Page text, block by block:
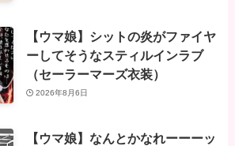
【ウマ娘】シットの炎がファイヤ
ーしてそうなスティルインラブ
（セーラーマーズ衣装）
2026年8月6日
【ウマ娘】なんとかなれーーーッ